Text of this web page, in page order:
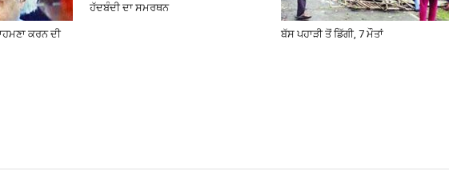
ਕਰਨ ਦੀ
ਹੱਦਬੰਦੀ ਦਾ ਸਮਰਥਨ
ਬੱਸ ਪਹਾੜੀ ਤੋਂ ਡਿੱਗੀ, 7 ਮੌਤਾਂ